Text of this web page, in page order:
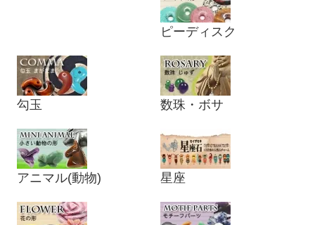
ピーディスク
勾玉 数珠・ボサ
アニマル(動物) 星座